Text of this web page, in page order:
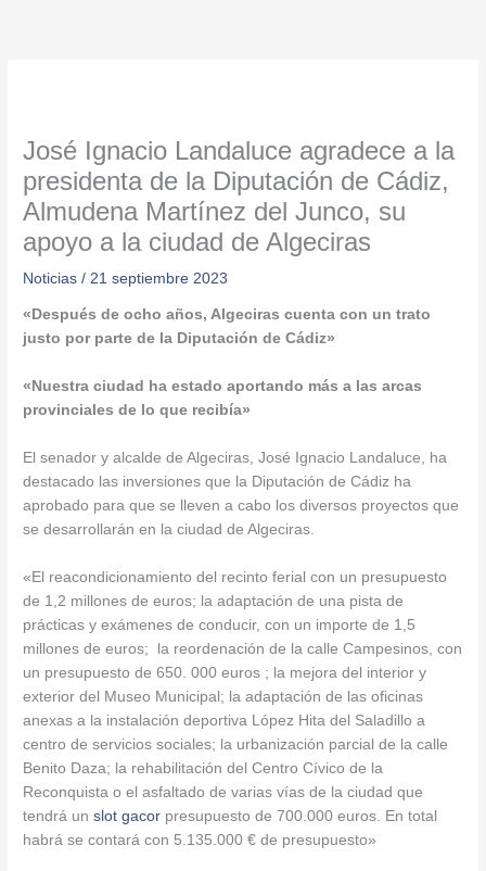
José Ignacio Landaluce agradece a la
presidenta de la Diputación de Cádiz,
Almudena Martínez del Junco, su
apoyo a la ciudad de Algeciras
Noticias / 21 septiembre 2023
«Después de ocho años, Algeciras cuenta con un trato
justo por parte de la Diputación de Cádiz»
«Nuestra ciudad ha estado aportando más a las arcas
provinciales de lo que recibía»
El senador y alcalde de Algeciras, José Ignacio Landaluce, ha
destacado las inversiones que la Diputación de Cádiz ha
aprobado para que se lleven a cabo los diversos proyectos que
se desarrollarán en la ciudad de Algeciras.
«El reacondicionamiento del recinto ferial con un presupuesto
de 1,2 millones de euros; la adaptación de una pista de
prácticas y exámenes de conducir, con un importe de 1,5
millones de euros; la reordenación de la calle Campesinos, con
un presupuesto de 650. 000 euros ; la mejora del interior y
exterior del Museo Municipal; la adaptación de las oficinas
anexas a la instalación deportiva López Hita del Saladillo a
centro de servicios sociales; la urbanización parcial de la calle
Benito Daza; la rehabilitación del Centro Cívico de la
Reconquista o el asfaltado de varias vías de la ciudad que
tendrá unslot gacor presupuesto de 700.000 euros. En total
habrá se contará con 5.135.000 € de presupuesto»